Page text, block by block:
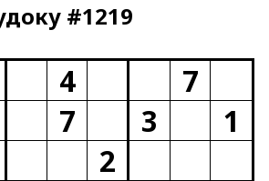
#1219
4
7
7 3
1
2